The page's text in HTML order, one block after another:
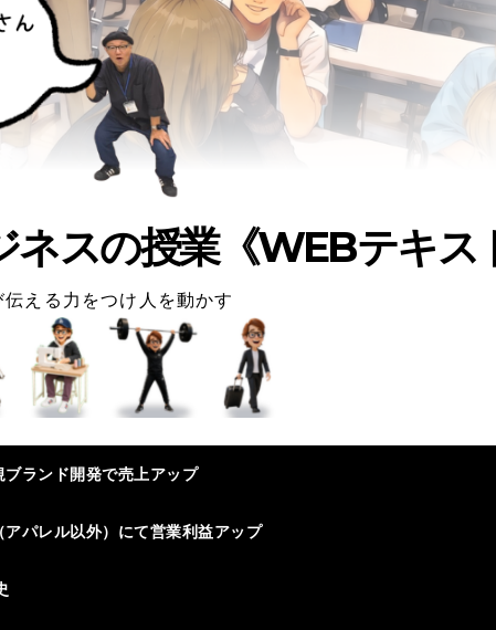
スの授業《WEBテキス
える力をつけ人を動かす
ランド開発で売上アップ
パレル以外）にて営業利益アップ